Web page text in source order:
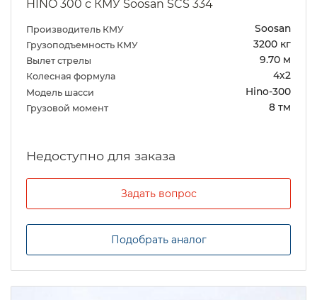
HINO 300 с КМУ Soosan SCS 334
Производитель КМУ Soosan
Грузоподъемность КМУ 3200 кг
Вылет стрелы 9.70 м
Колесная формула 4х2
Модель шасси Hino-300
Грузовой момент 8 тм
Задать вопрос
Подобрать аналог